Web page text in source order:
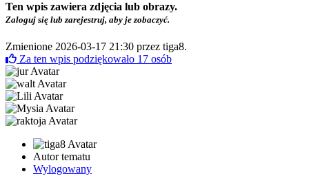
Ten wpis zawiera zdjęcia lub obrazy.
Zaloguj się lub zarejestruj, aby je zobaczyć.
Zmienione 2026-03-17 21:30 przez tiga8.
Za ten wpis podziękowało 17 osób
Autor tematu
Wylogowany